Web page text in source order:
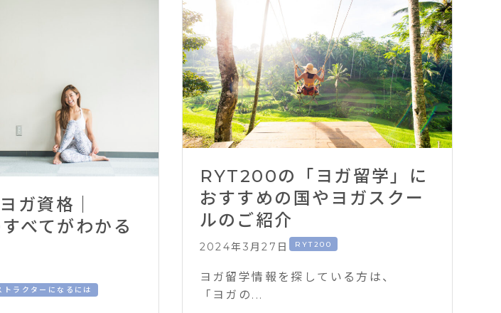
ガ資格｜
べてがわかる
トラクターになるには
RYT200の「ヨガ留学」に
おすすめの国やヨガスクー
ルのご紹介
2024年3月27日 RYT200
ヨガ留学情報を探している方は、
「ヨガの...